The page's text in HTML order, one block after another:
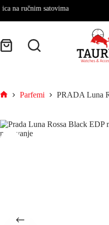
ručnim satovima
Parfemi PRADA Luna